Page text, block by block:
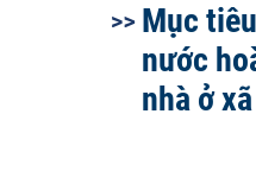
Mục
nước
nhà ở